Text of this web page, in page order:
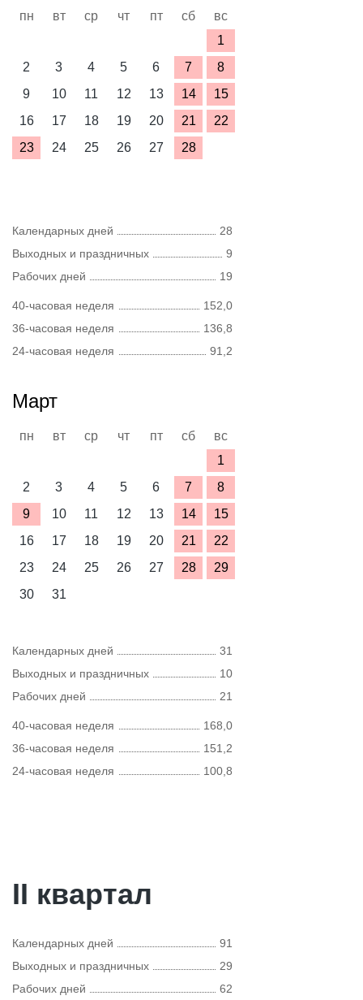
пн вт ср чт пт сб
вс
1
2
3 4 5 6 7
8
9
10 11 12 13 14
15
16
17 18 19 20 21
22
23
24 25 26 27 28
Календарных дней
28
Выходных и праздничных
9
Рабочих дней
19
40-часовая неделя
152,0
36-часовая неделя
136,8
24-часовая неделя
91,2
Март
пн вт ср чт пт сб
вс
1
2
3 4 5 6 7
8
9
10 11 12 13 14
15
16
17 18 19 20 21
22
23
24 25 26 27 28
29
30
31
Календарных дней
31
Выходных и праздничных
10
Рабочих дней
21
40-часовая неделя
168,0
36-часовая неделя
151,2
24-часовая неделя
100,8
II квартал
Календарных дней
91
Выходных и праздничных
29
Рабочих дней
62